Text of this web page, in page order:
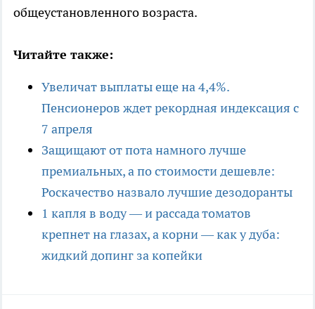
общеустановленного возраста.
Читайте также:
Увеличат выплаты еще на 4,4%.
Пенсионеров ждет рекордная индексация c
7 апреля
Защищают от пота намного лучше
премиальных, а по стоимости дешевле:
Роскачество назвало лучшие дезодоранты
1 капля в воду — и рассада томатов
крепнет на глазах, а корни — как у дуба:
жидкий допинг за копейки